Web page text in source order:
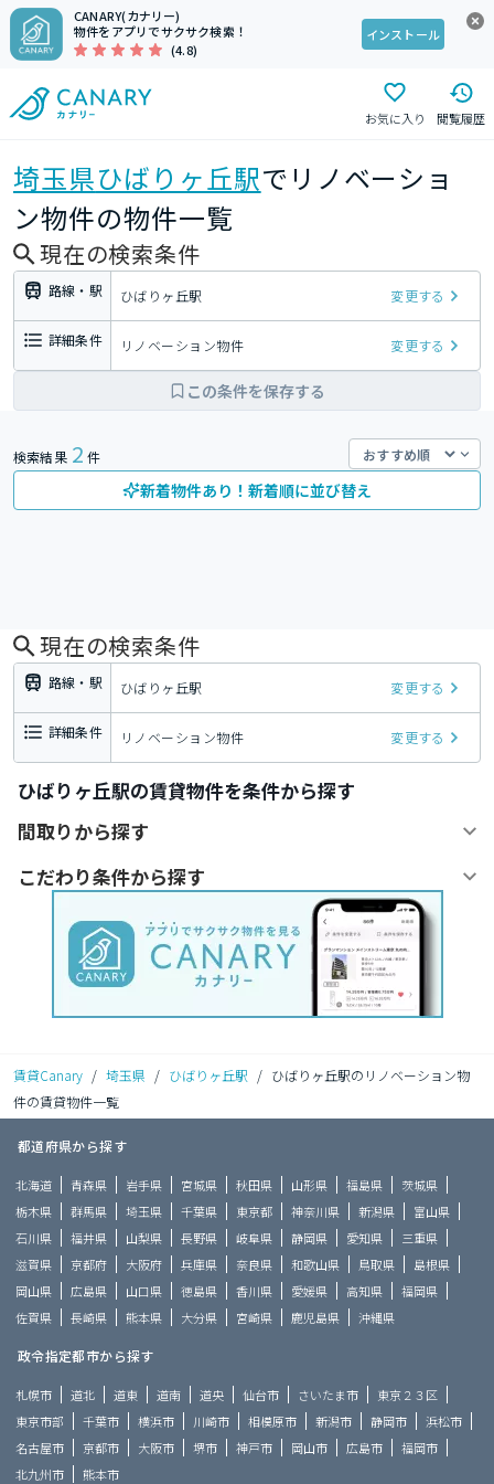
CANARY(カナリー)
物件をアプリでサクサク検索！
(4.8)
インストール
お気に入り 閲覧履歴
埼玉県ひばりヶ丘駅でリノベーショ
ン物件の物件一覧
現在の検索条件
路線・駅 ひばりヶ丘駅 変更する
詳細条件 リノベーション物件 変更する
この条件を保存する
検索結果 2 件
新着物件あり！新着順に並び替え
現在の検索条件
路線・駅 ひばりヶ丘駅 変更する
詳細条件 リノベーション物件 変更する
ひばりヶ丘駅の賃貸物件を条件から探す
間取りから探す
こだわり条件から探す
賃貸Canary / 埼玉県 / ひばりヶ丘駅 / ひばりヶ丘駅のリノベーション物
件の賃貸物件一覧
都道府県から探す
北海道 青森県 岩手県 宮城県 秋田県 山形県 福島県
茨城県
栃木県
群馬県 埼玉県 千葉県 東京都 神奈川県 新潟県
富山県
石川県
福井県 山梨県 長野県 岐阜県 静岡県 愛知県
三重県
滋賀県
京都府 大阪府 兵庫県 奈良県 和歌山県 鳥取県
島根県
岡山県
広島県 山口県 徳島県 香川県 愛媛県 高知県
福岡県
佐賀県
長崎県 熊本県 大分県 宮崎県 鹿児島県 沖縄県
政令指定都市から探す
札幌市 道北 道東 道南 道央 仙台市 さいたま市
東京２３区
東京市部
千葉市 横浜市 川崎市 相模原市 新潟市 静岡市
浜松市
名古屋市
京都市 大阪市 堺市 神戸市 岡山市 広島市
福岡市
北九州市
熊本市